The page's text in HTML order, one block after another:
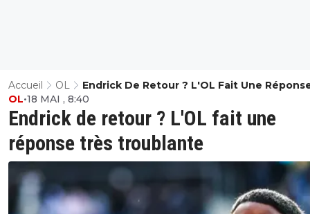
Accueil OL
Endrick De Retour ? L'OL Fait Une
Troublante
Endrick de retour ? L'OL fait une
réponse très troublante
OL•18 MAI , 8:40